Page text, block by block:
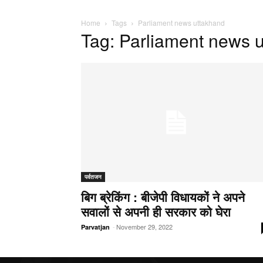
Home Tags Parliament news uttakhand
Tag: Parliament news
पर्वतजन
बिग ब्रेकिंग : बीजेपी विधायकों ने अपने
सवालों से अपनी ही सरकार को घेरा
Parvatjan - November 29, 2022